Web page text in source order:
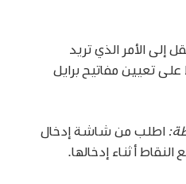
إلى الأمر الذي تريد
تعيين مفاتيح برايل
اطلب من شاشة إدخال
النقاط أثناء إدخالها.